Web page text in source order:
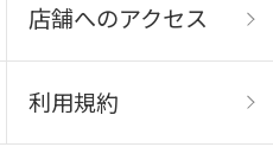
店舗へのアクセス
利用規約